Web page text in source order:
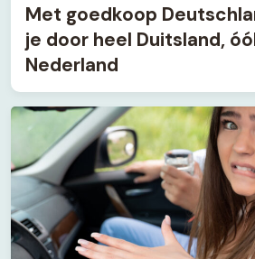
Met goedkoop
je door heel Duitsland,
Nederland